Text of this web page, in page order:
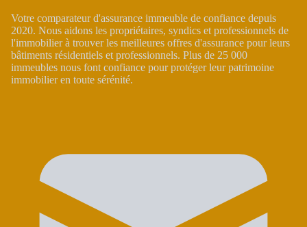
Votre comparateur d'assurance immeuble de confiance depuis
2020. Nous aidons les propriétaires, syndics et professionnels de
l'immobilier à trouver les meilleures offres d'assurance pour leurs
bâtiments résidentiels et professionnels. Plus de 25 000
immeubles nous font confiance pour protéger leur patrimoine
immobilier en toute sérénité.